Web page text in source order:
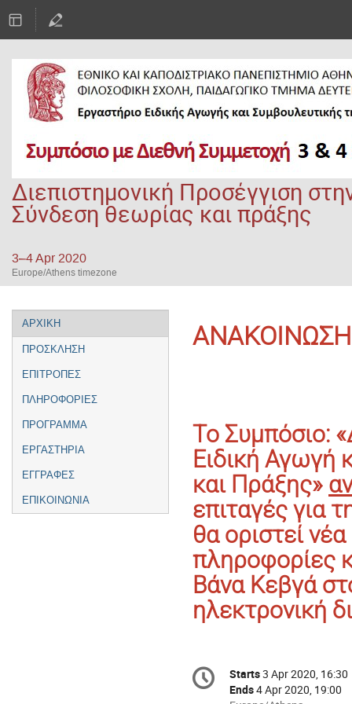
Διεπιστημονική Προσέγγιση
Σύνδεση θεωρίας και πράξης
3–4 Apr 2020
Europe/Athens timezone
Event
menu
ΑΡΧΙΚΗ
ΠΡΟΣΚΛΗΣΗ
ΕΠΙΤΡΟΠΕΣ
ΠΛΗΡΟΦΟΡΙΕΣ
ΠΡΟΓΡΑΜΜΑ
ΕΡΓΑΣΤΗΡΙΑ
ΕΓΓΡΑΦΕΣ
ΕΠΙΚΟΙΝΩΝΙΑ
ΑΝΑΚΟΙΝΩΣΗ
Το Συμπόσιο:
Ειδική Αγωγή
και Πράξης»
επιταγές για
θα οριστεί
πληροφορίες
Βάνα Κεβγά
ηλεκτρονική
Conference
information
Date/Time
Starts3 Apr 2020, 16:30
Ends4 Apr 2020, 19:00